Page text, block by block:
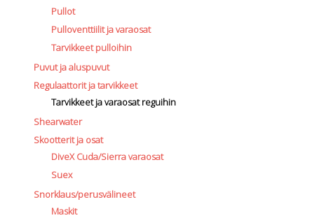
Pullot
Pulloventtiilit ja varaosat
Tarvikkeet pulloihin
Puvut ja aluspuvut
Regulaattorit ja tarvikkeet
Tarvikkeet ja varaosat reguihin
Shearwater
Skootterit ja osat
DiveX Cuda/Sierra varaosat
Suex
Snorklaus/perusvälineet
Maskit